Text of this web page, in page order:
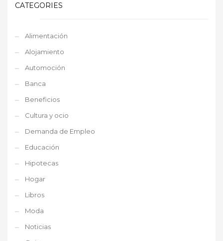
CATEGORIES
Alimentación
Alojamiento
Automoción
Banca
Beneficios
Cultura y ocio
Demanda de Empleo
Educación
Hipotecas
Hogar
Libros
Moda
Noticias